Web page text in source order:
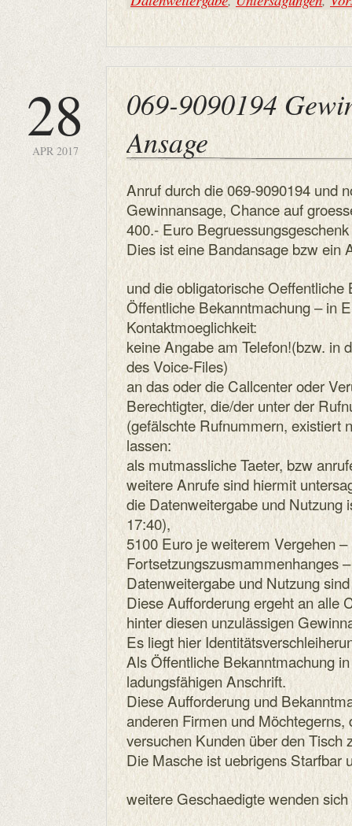
28
APR 2017
069-9090194
Ansage
Anruf durch die 069-9090194 und
Gewinnansage, Chance auf
400.- Euro
Dies ist eine Bandansage bzw ein
und die obligatorische Oeffentliche
Öffentliche Bekanntmachung – in
Kontaktmoeglichkeit:
keine Angabe am Telefon!(bzw. in
des Voice-Files)
an das oder die Callcenter oder
Berechtigter, die/der unter der
(gefälschte Rufnummern, existiert
lassen:
als mutmassliche Taeter, bzw
weitere Anrufe sind hiermit
die Datenweitergabe und Nutzung
17:40),
5100 Euro je weiterem Vergehen
Fortsetzungszusmammenhanges
Datenweitergabe und Nutzung
Diese Aufforderung ergeht an alle
hinter diesen unzulässigen
Es liegt hier
Als Öffentliche Bekanntmachung
ladungsfähigen Anschrift.
Diese Aufforderung und
anderen Firmen und
versuchen Kunden über den Tisch
Die Masche ist uebrigens Starfbar
weitere Geschaedigte wenden